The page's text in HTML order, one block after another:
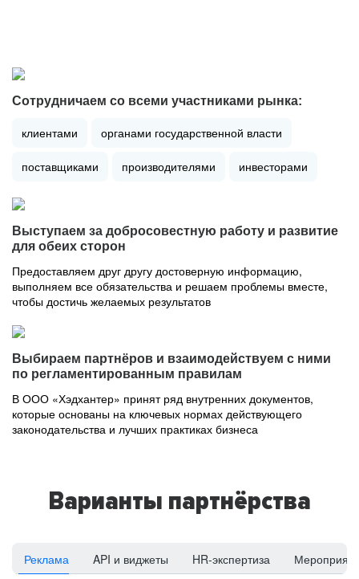
Сотрудничаем со всеми участниками рынка:
клиентами органами государственной власти
поставщиками производителями инвесторами
Выступаем за добросовестную работу и развитие
для обеих сторон
Предоставляем друг другу достоверную информацию,
выполняем все обязательства и решаем проблемы вместе,
чтобы достичь желаемых результатов
Выбираем партнёров и взаимодействуем с ними
по регламентированным правилам
В ООО «Хэдхантер» принят ряд внутренних документов,
которые основаны на ключевых нормах действующего
законодательства и лучших практиках бизнеса
Варианты партнёрства
Реклама API и виджеты HR-экспертиза